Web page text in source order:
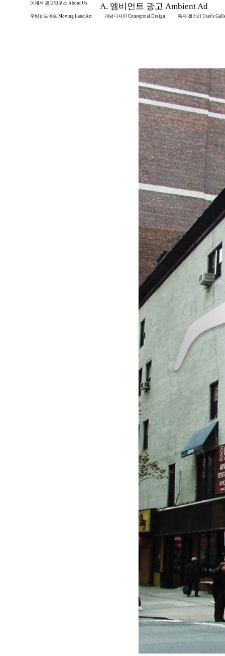
이제석 광고연구소 About Us A. 엠비언트 광고 Ambient Ad
무빙랜드아트 Moving Land Art 개념디자인 Conceptual Design 독자 갤러리 User's